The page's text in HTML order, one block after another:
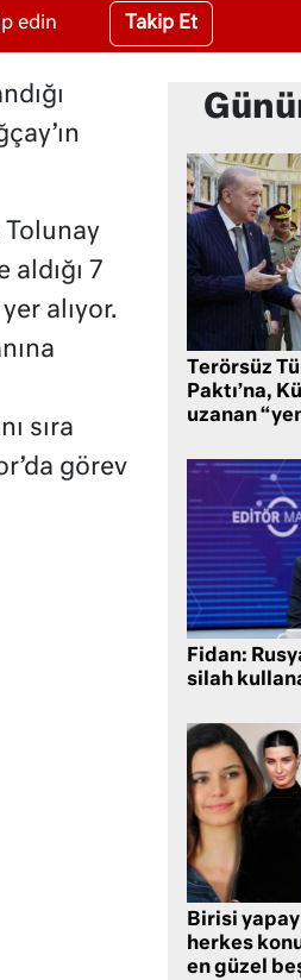
edin Takip Et
Tolunay
7
alıyor.
sıra
görev
Terörsüz
Paktı’na,
uzanan
Fidan:
silah
Birisi
herkes
en güzel